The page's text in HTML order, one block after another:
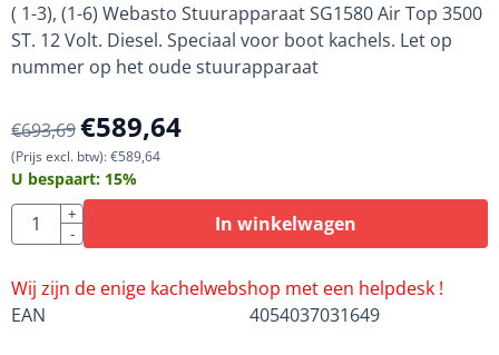
( 1-3), (1-6) Webasto Stuurapparaat SG1580 Air Top 3500
ST. 12 Volt. Diesel. Speciaal voor boot kachels. Let op
nummer op het oude stuurapparaat
€693,69€589,64
(Prijs excl. btw):€589,64
U bespaart: 15%
Aantal
+
-
In winkelwagen
Wij zijn de enige kachelwebshop met een helpdesk !
EAN
4054037031649